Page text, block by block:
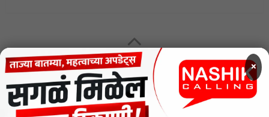
MENU
CODE OF ETHICS FOR DIGITAL NEWS WEBSITES
×